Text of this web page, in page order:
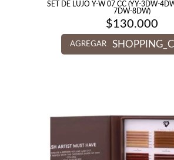
SET DE LUJO Y-W 07 CC (YY-3DW-
7DW-8DW)
$130.000
AGREGAR